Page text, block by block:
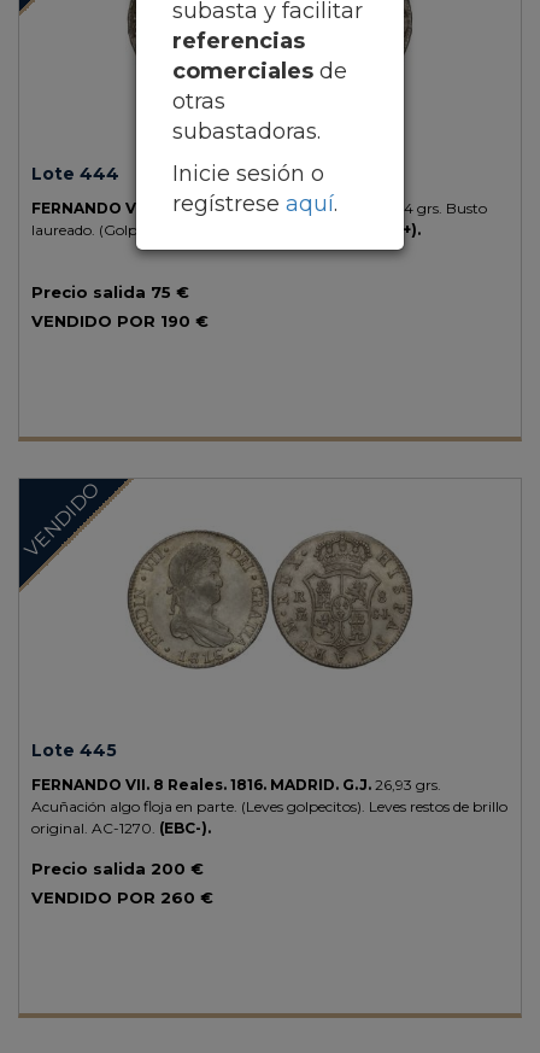
Lote 444
FERNANDO VII. 8 Reales.1815.MADRID. 27,04 grs. Busto
laureado. (Golpes en anverso y canto).
(MBC+).
Precio salida 75 €
VENDIDO POR 190 €
VENDIDO
Lote 445
FERNANDO VII. 8 Reales. 1816. MADRID. G.J. 26,93 grs.
Acuñación algo floja en parte. (Leves golpecitos). Leves restos de brillo
original. AC-1270. (EBC-).
Precio salida 200 €
VENDIDO POR 260 €
subasta y facilitar
referencias
comerciales de
otras
subastadoras.
Inicie sesión o
regístrese aquí.